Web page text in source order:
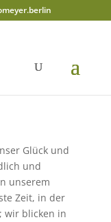
Glück und
und
unserem
Zeit, in der
wir blicken in